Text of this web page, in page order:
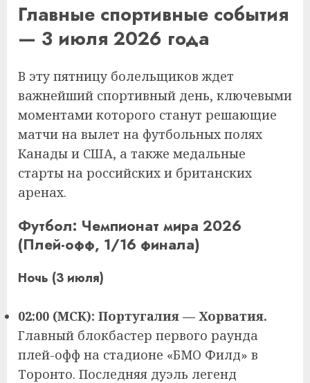
Главные спортивные события
— 3 июля 2026 года
В эту пятницу болельщиков ждет
важнейший спортивный день, ключевыми
моментами которого станут решающие
матчи на вылет на футбольных полях
Канады и США, а также медальные
старты на российских и британских
аренах.
Футбол: Чемпионат мира 2026
(Плей-офф, 1/16 финала)
Ночь (3 июля)
02:00 (МСК): Португалия — Хорватия.
Главный блокбастер первого раунда
плей-офф на стадионе «БМО Филд» в
Торонто. Последняя дуэль легенд